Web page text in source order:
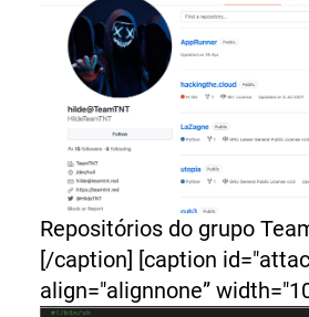
Repositórios do grupo
[/caption] [caption
align="alignnone”